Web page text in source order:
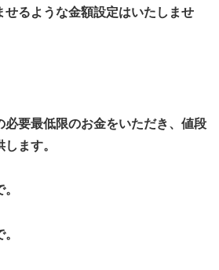
せるような金額設定はいたしませ
必要最低限のお金をいただき、値段
ます。